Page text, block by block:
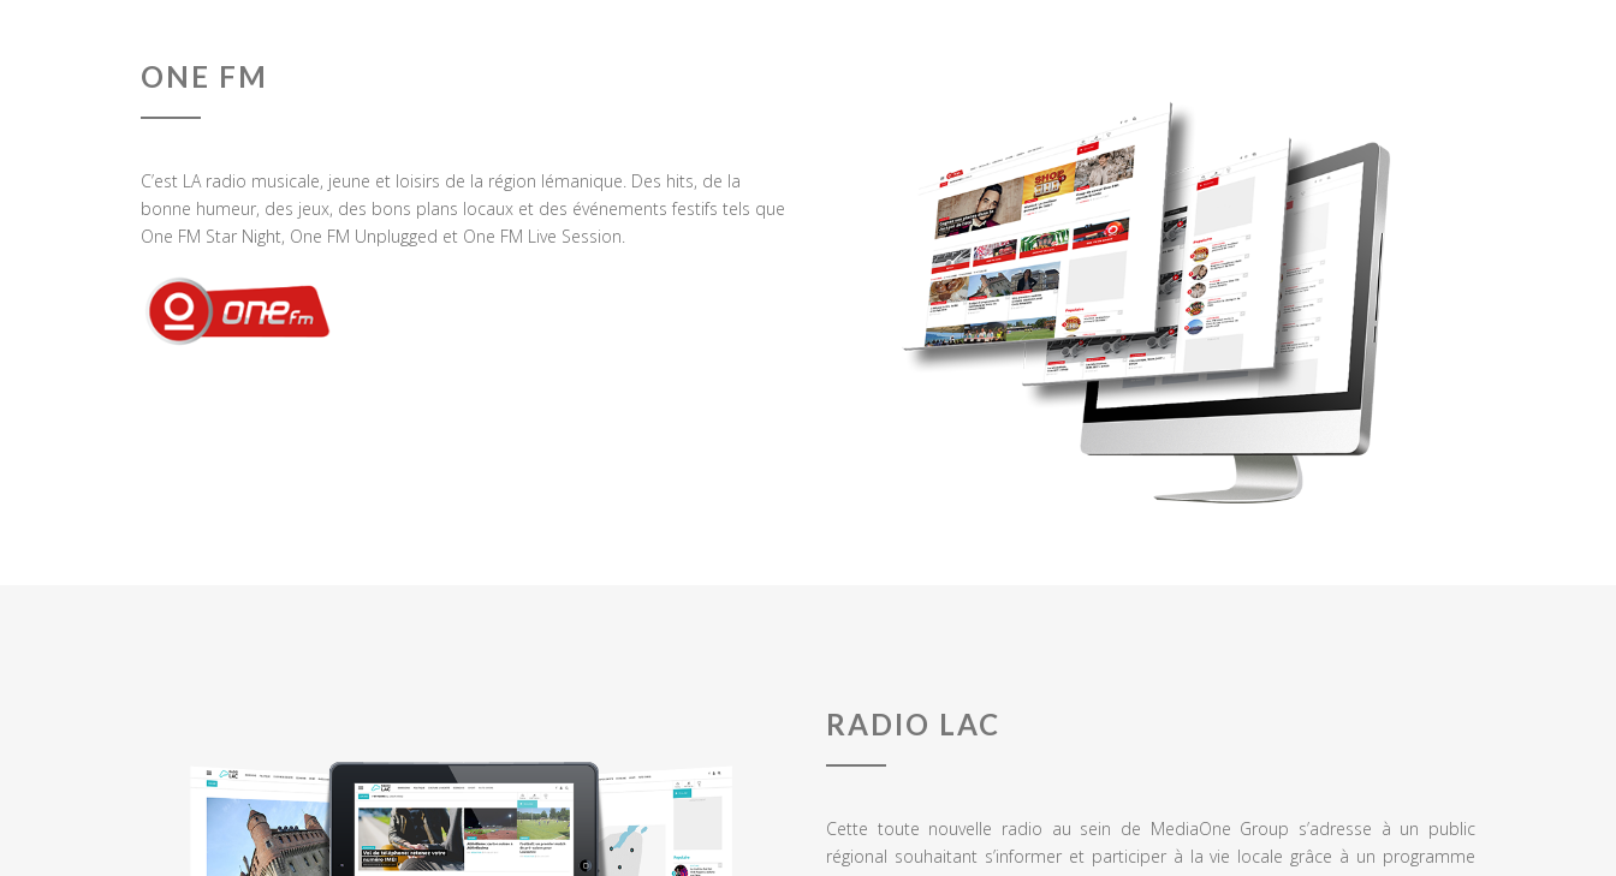
ONE FM
C’est LA radio musicale, jeune et loisirs de la région lémanique. Des hits, de la
bonne humeur, des jeux, des bons plans locaux et des événements festifs tels que
One FM Star Night, One FM Unplugged et One FM Live Session.
RADIO LAC
Cette toute nouvelle radio au sein de MediaOne Group s’adresse à un public
régional souhaitant s’informer et participer à la vie locale grâce à un programme